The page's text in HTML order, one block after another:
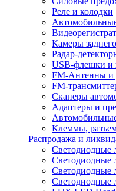
Реле и колодки
Камеры
Радар-
USB-флешки и
FM-Антенны и
FM-
Сканеры
Адаптеры и
Клеммы,
Распродажа и
Светодиодные
Светодиодные
Светодиодные